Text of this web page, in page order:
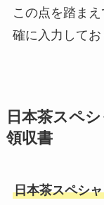
この点を踏ま
確に入力してお
日本茶スペ
領収書
日本茶スペシ